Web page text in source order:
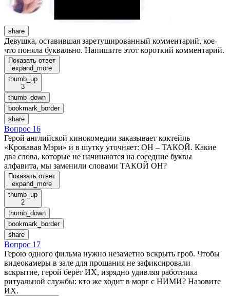
share
Девушка, оставившая заретушированный комментарий, кое-
что поняла буквально. Напишите этот короткий комментарий.
Показать ответ
expand_more
thumb_up
3
thumb_down
bookmark_border
share
Вопрос 16
Герой английской кинокомедии заказывает коктейль
«Кровавая Мэри» и в шутку уточняет: ОН – ТАКОЙ. Какие
два слова, которые не начинаются на соседние буквы
алфавита, мы заменили словами ТАКОЙ ОН?
Показать ответ
expand_more
thumb_up
2
thumb_down
bookmark_border
share
Вопрос 17
Герою одного фильма нужно незаметно вскрыть гроб. Чтобы
видеокамеры в зале для прощания не зафиксировали
вскрытие, герой берёт ИХ, изрядно удивляя работника
ритуальной службы: кто же ходит в морг с НИМИ? Назовите
ИХ.